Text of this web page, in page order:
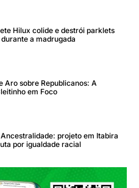
Hilux colide e destrói parklets
a madrugada
Aro sobre Republicanos: A
em Foco
projeto em Itabira
por igualdade racial